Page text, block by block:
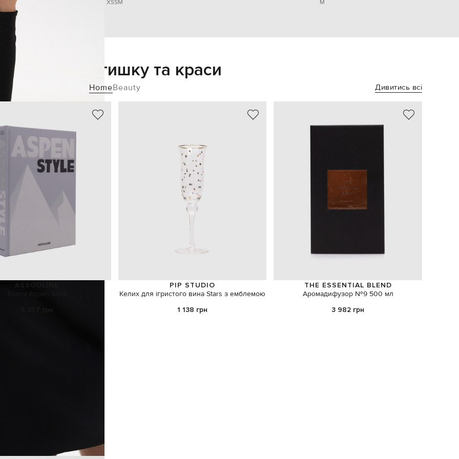
XSSM M
Додайте затишку та краси
HomeBeauty Дивитись всі
PIP STUDIO
Келих для ігристого вина Stars з емблемою
1 138 грн
THE ESSENTIAL BLEND
Аромадифузор №9 500 мл
3 982 грн